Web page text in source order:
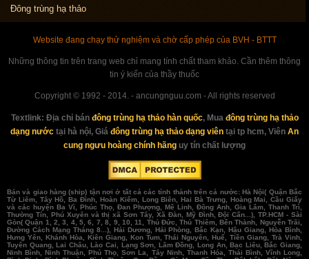
Đông trùng hạ thảo
Website đang chạy thử nghiệm và chờ cấp phép của BVH - BTTT
Những thông tin trên trang web chỉ mang tính chất tham khảo. Cần thêm thông
tin ý kiến của thầy thuốc
Copyright © 1992 - 2014. - ancungnguu.com - All rights reserved
Textlink: Địa chỉ bán đông trùng hạ thảo hàn quốc, Mua đông trùng hạ thảo
dạng nước tại hà nội, Giá đông trùng hạ thảo dạng viên tại tp hcm, Viên An
cung ngưu hoàng chính hãng uy tín chất lượng
Bán và giao hàng (ship) tận nơi ở tất cả các tỉnh thành trên cả nước: Hà Nội( Quận Bắc
Từ Liêm, Tây Hồ, Ba Đình, Hoàn Kiếm, Long Biên, Hai Bà Trưng, Hoàng Mai, Cầu Giấy
và các huyện Ba Vì, Phúc Thọ, Đan Phượng, Mê Linh, Đông Anh, Gia Lâm, Thanh Trì,
Thường Tín, Phú Xuyên và thị xã Sơn Tây, Xã Đàn, Mỹ Đình, Đội Cấn...), TP.HCM - Sài
Gòn( Quận 1, 2, 3, 4, 5, 6, 7, 8, 9, 10, 11, Thủ Đức, Thủ Thiêm, Bến Thành, Nguyễn Trãi,
Đường Cách Mạng Tháng 8...), Hải Dương, Hải Phòng, Bắc Kạn, Hậu Giang, Hòa Bình,
Hưng Yên, Khánh Hòa, Kiên Giang, Kon Tum, Thái Nguyên, Huế, Tiền Giang, Trà Vinh,
Tuyên Quang, Lai Châu, Lào Cai, Lạng Sơn, Lâm Đồng, Long An, Bạc Liêu, Bắc Giang,
Ninh Bình, Ninh Thuận, Phú Thọ, Sơn La, Tây Ninh, Thanh Hóa, Thái Bình, Vĩnh Long,